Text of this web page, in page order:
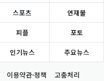
스포츠 연재물
피플 포토
인기뉴스 주요뉴스
이용약관·정책 고충처리